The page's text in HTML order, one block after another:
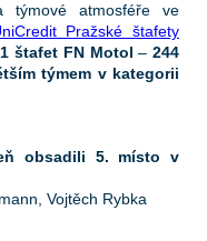
atmosféře ve
Pražské štafety
štafet FN Motol –244
týmem v kategorii
obsadili 5. místo v
Vojtěch Rybka